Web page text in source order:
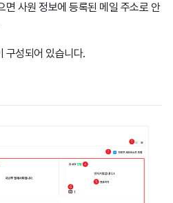
면 사원 정보에 등록된 메일 주소로 안
구성되어 있습니다.